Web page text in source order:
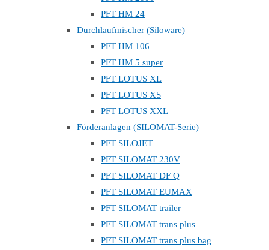
PFT HM 24
Durchlaufmischer (Siloware)
PFT HM 106
PFT HM 5 super
PFT LOTUS XL
PFT LOTUS XS
PFT LOTUS XXL
Förderanlagen (SILOMAT-Serie)
PFT SILOJET
PFT SILOMAT 230V
PFT SILOMAT DF Q
PFT SILOMAT EUMAX
PFT SILOMAT trailer
PFT SILOMAT trans plus
PFT SILOMAT trans plus bag